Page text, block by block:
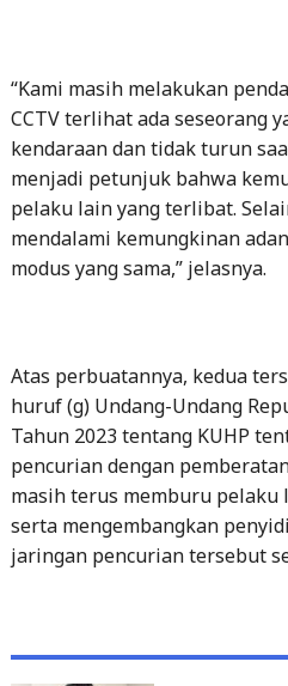
“Kami masih melakukan
CCTV terlihat ada seseorang
kendaraan dan tidak turun
menjadi petunjuk bahwa
pelaku lain yang terlibat.
mendalami kemungkinan
modus yang sama,” jelasnya.
Atas perbuatannya, kedua
huruf (g) Undang-Undang
Tahun 2023 tentang KUHP
pencurian dengan
masih terus memburu
serta mengembangkan
jaringan pencurian tersebut